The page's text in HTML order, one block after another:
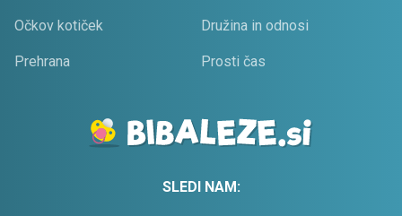
Očkov kotiček Družina in odnosi
Prehrana Prosti čas
SLEDI NAM: